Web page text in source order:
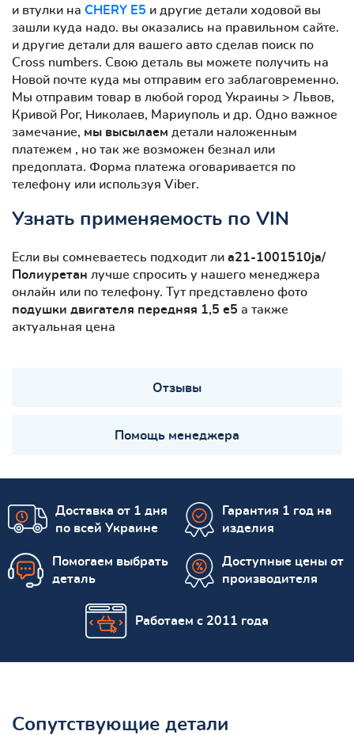
и втулки на CHERY E5 и другие детали ходовой вы
зашли куда надо. вы оказались на правильном сайте.
и другие детали для вашего авто сделав поиск по
Cross numbers. Свою деталь вы можете получить на
Новой почте куда мы отправим его заблаговременно.
Мы отправим товар в любой город Украины > Львов,
Кривой Рог, Николаев, Мариуполь и др. Одно важное
замечание, мы высылаем детали наложенным
платежем , но так же возможен безнал или
предоплата. Форма платежа оговаривается по
телефону или используя Viber.
Узнать применяемость по VIN
Если вы сомневаетесь подходит ли a21-1001510ja/
Полиуретан лучше спросить у нашего менеджера
онлайн или по телефону. Тут представлено фото
подушки двигателя передняя 1,5 е5 а также
актуальная цена
Отзывы
Помощь менеджера
Доставка от 1 дня
по всей Украине
Гарантия 1 год на
изделия
Помогаем выбрать
деталь
Доступные цены от
производителя
Работаем с 2011 года
Сопутствующие детали